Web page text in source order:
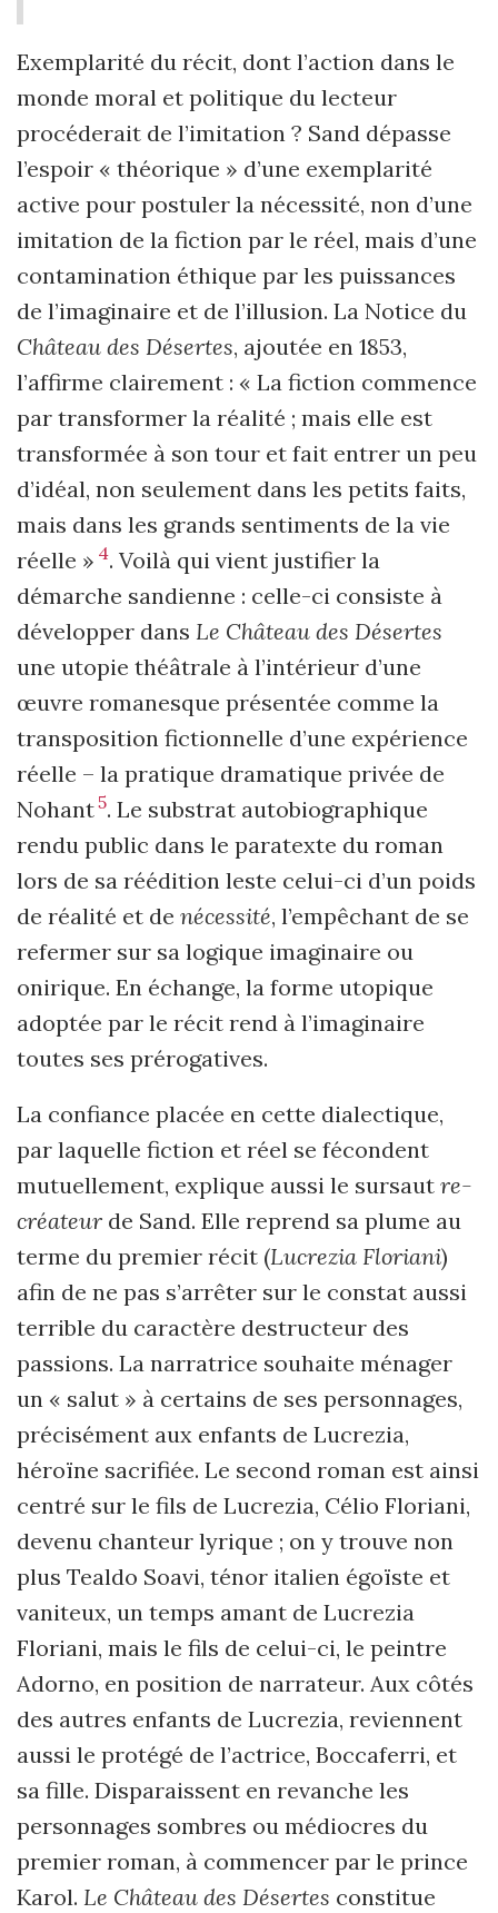
Exemplarité du récit, dont l’action dans le
monde moral et politique du lecteur
procéderait de l’imitation ? Sand dépasse
l’espoir « théorique » d’une exemplarité
active pour postuler la nécessité, non d’une
imitation de la fiction par le réel, mais d’une
contamination éthique par les puissances
de l’imaginaire et de l’illusion. La Notice du
Château des Désertes, ajoutée en 1853,
l’affirme clairement : « La fiction commence
par transformer la réalité ; mais elle est
transformée à son tour et fait entrer un peu
d’idéal, non seulement dans les petits faits,
mais dans les grands sentiments de la vie
réelle » 4. Voilà qui vient justifier la
démarche sandienne : celle-ci consiste à
développer dans Le Château des Désertes
une utopie théâtrale à l’intérieur d’une
œuvre romanesque présentée comme la
transposition fictionnelle d’une expérience
réelle – la pratique dramatique privée de
Nohant5. Le substrat autobiographique
rendu public dans le paratexte du roman
lors de sa réédition leste celui-ci d’un poids
de réalité et de nécessité, l’empêchant de se
refermer sur sa logique imaginaire ou
onirique. En échange, la forme utopique
adoptée par le récit rend à l’imaginaire
toutes ses prérogatives.
La confiance placée en cette dialectique,
par laquelle fiction et réel se fécondent
mutuellement, explique aussi le sursaut re-
créateur de Sand. Elle reprend sa plume au
terme du premier récit (Lucrezia Floriani)
afin de ne pas s’arrêter sur le constat aussi
terrible du caractère destructeur des
passions. La narratrice souhaite ménager
un « salut » à certains de ses personnages,
précisément aux enfants de Lucrezia,
héroïne sacrifiée. Le second roman est ainsi
centré sur le fils de Lucrezia, Célio Floriani,
devenu chanteur lyrique ; on y trouve non
plus Tealdo Soavi, ténor italien égoïste et
vaniteux, un temps amant de Lucrezia
Floriani, mais le fils de celui-ci, le peintre
Adorno, en position de narrateur. Aux côtés
des autres enfants de Lucrezia, reviennent
aussi le protégé de l’actrice, Boccaferri, et
sa fille. Disparaissent en revanche les
personnages sombres ou médiocres du
premier roman, à commencer par le prince
Karol. Le Château des Désertes constitue